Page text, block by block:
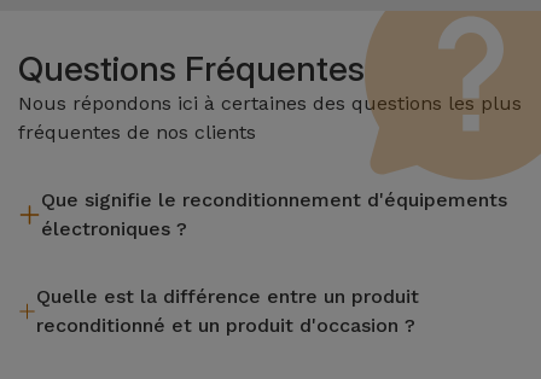
Questions Fréquentes
Nous répondons ici à certaines des questions les plus
fréquentes de nos clients
Que signifie le reconditionnement d'équipements
électroniques ?
l'inspection, le nettoyage, sans oublier la réparation de tout
composant défectueux. Il convient de rappeler que tous les
Quelle est la différence entre un produit
reconditionné et un produit d'occasion ?